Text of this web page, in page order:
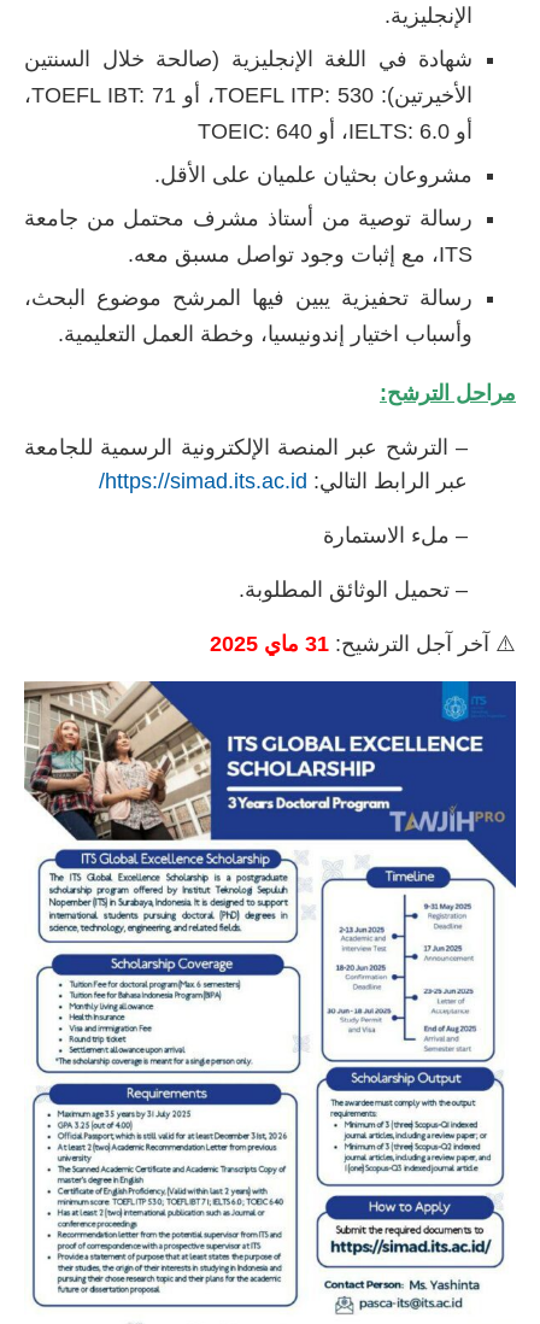
الإنجليزية.
شهادة في اللغة الإنجليزية (صالحة خلال السنتين
الأخيرتين): TOEFL ITP: 530، أو TOEFL IBT: 71،
أو IELTS: 6.0، أو TOEIC: 640
مشروعان بحثيان علميان على الأقل.
رسالة توصية من أستاذ مشرف محتمل من جامعة
ITS، مع إثبات وجود تواصل مسبق معه.
رسالة تحفيزية يبين فيها المرشح موضوع البحث،
وأسباب اختيار إندونيسيا، وخطة العمل التعليمية.
مراحل الترشح:
– الترشح عبر المنصة الإلكترونية الرسمية للجامعة
عبر الرابط التالي: https://simad.its.ac.id/
– ملء الاستمارة
– تحميل الوثائق المطلوبة.
⚠️ آخر آجل الترشيح: 31 ماي 2025